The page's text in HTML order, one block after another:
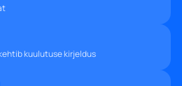
kuulutuse kirjeldus